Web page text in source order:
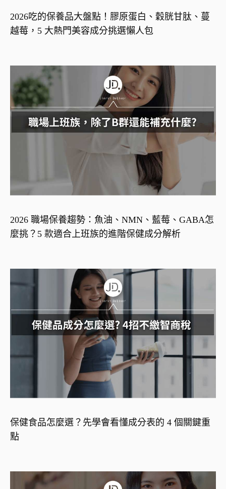
2026吃的保養品大盤點！膠原蛋白、穀胱甘肽、蔓
越莓，5 大熱門美容成分挑選懶人包
2026 職場保養趨勢：魚油、NMN、藍莓、GABA怎
麼挑？5 款適合上班族的進階保健成分解析
保健食品怎麼選？先學會看懂成分表的 4 個關鍵重
點